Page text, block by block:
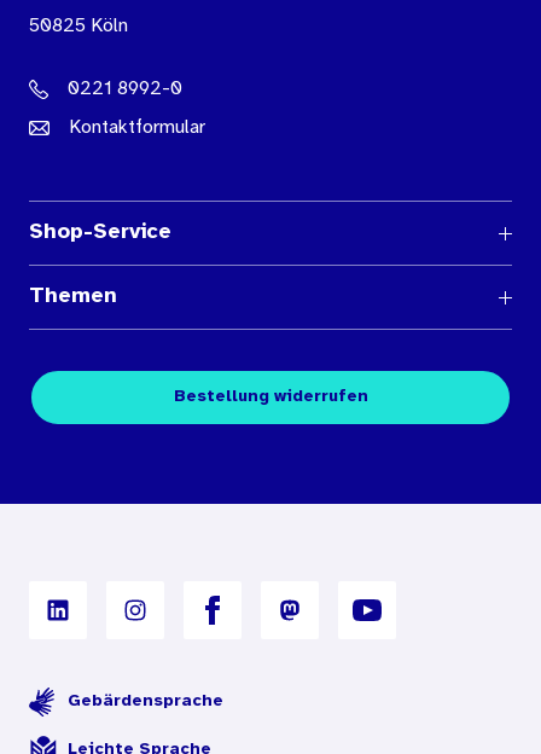
50825 Köln
0221 8992-0
Kontaktformular
Shop-Service
Medienübersichten
Kontakt
Themen
Fachpublikationen
Digitales Archiv
Bestellung widerrufen
Gebärdensprache
Leichte Sprache